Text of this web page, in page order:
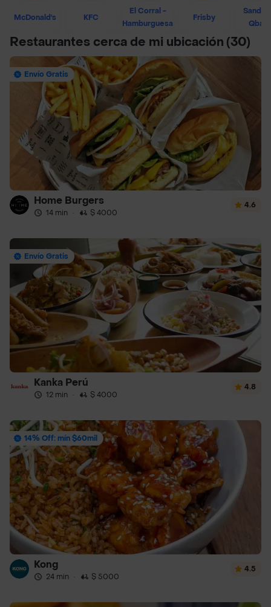
McDonald's KFC
El Corral -
Hamburguesa
Frisby
Restaurantes cerca de mi ubicación (30)
Envío Gratis
Home Burgers
14 min · $ 4000
4.6
Envío Gratis
Kanka Perú
12 min · $ 4000
4.8
14% Off: mín $60mil
Kong
24 min · $ 5000
4.5